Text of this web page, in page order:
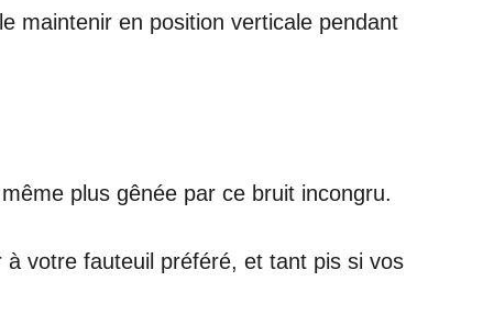
maintenir en position verticale pendant
plus gênée par ce bruit incongru.
à votre fauteuil préféré, et tant pis si vos